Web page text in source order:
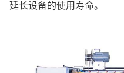
延长设备的使用寿命。